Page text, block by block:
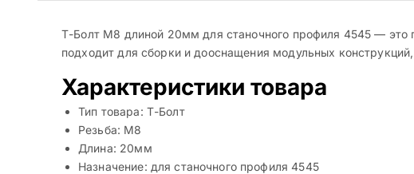
Т-Болт М8 длиной 20мм для станочного профиля 4545 —
подходит для сборки и дооснащения модульных
Характеристики товара
Тип товара: Т-Болт
Резьба: М8
Длина: 20мм
Назначение: для станочного профиля 4545